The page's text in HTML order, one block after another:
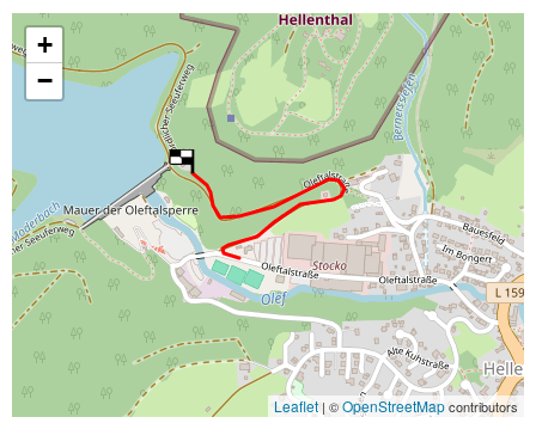
+
−
Leaflet| ©OpenStreetMapcontributors